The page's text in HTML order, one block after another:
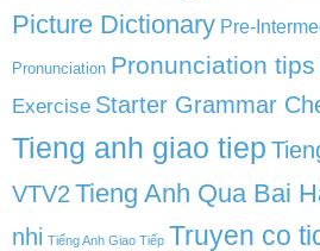
Picture Dictionary Pre-
Pronunciation Pronunciation tips
Exercise Starter Grammar
Tieng anh giao tiep
VTV2 Tieng Anh Qua Bai
nhi Tiếng Anh Giao Tiếp Truyen co